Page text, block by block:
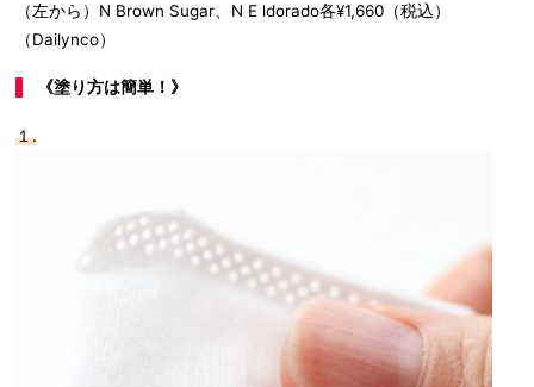
（左から）N Brown Sugar、N E ldorado各¥1,660（税込）
（Dailynco）
《塗り方は簡単！》
１.